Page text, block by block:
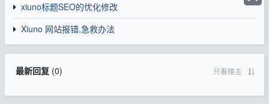
xiuno标题SEO的优化修改
Xiuno 网站报错,急救办法
最新回复(0) 只看楼主